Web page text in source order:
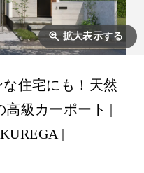
拡大表示する
住宅にも！天然
高級カーポート |
|